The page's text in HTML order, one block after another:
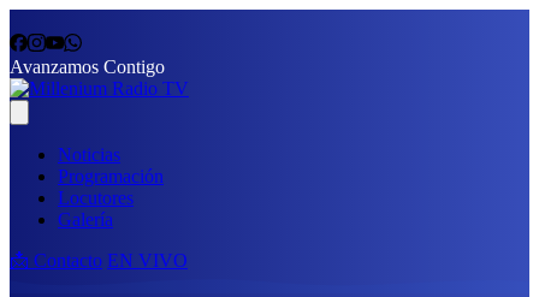
Avanzamos Contigo
Noticias
Programación
Locutores
Galería
📩 Contacto EN VIVO